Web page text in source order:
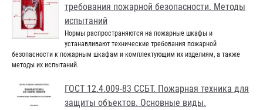
требования пожарной безопасности. Методы
испытаний
Нормы распространяются на пожарные шкафы и
устанавливают технические требования пожарной
безопасности к пожарным шкафам и комплектующим их изделиям, а также
методы их испытаний.
ГОСТ 12.4.009-83 ССБТ. Пожарная техника для
защиты объектов. Основные виды.